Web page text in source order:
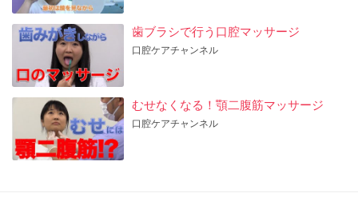
歯ブラシで行う口腔マッサージ
口腔ケアチャンネル
むせなくなる！顎二腹筋マッサージ
口腔ケアチャンネル